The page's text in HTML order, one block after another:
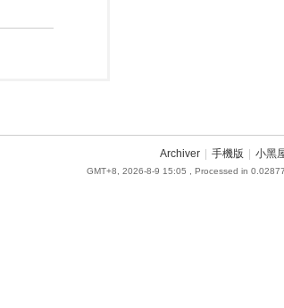
Archiver 手機版 小黑
GMT+8, 2026-8-9 15:05 , Processed in